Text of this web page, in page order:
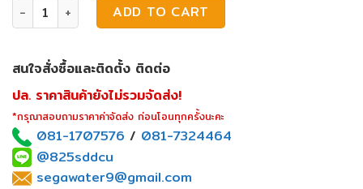
ไฟสระว่ายน้ำ Emaux LED TP100-B-L quantity
ADD TO CART
สนใจสั่งซื้อและติดตั้ง ติดต่อ
ปล. ราคาสินค้ายังไม่รวมจัดส่ง!
*กรุณาสอบถามราคาค่าจัดส่ง ก่อนโอนทุกครั้งนะคะ
081-1707576 / 081-7324464
@825sddcu
segawater9@gmail.com